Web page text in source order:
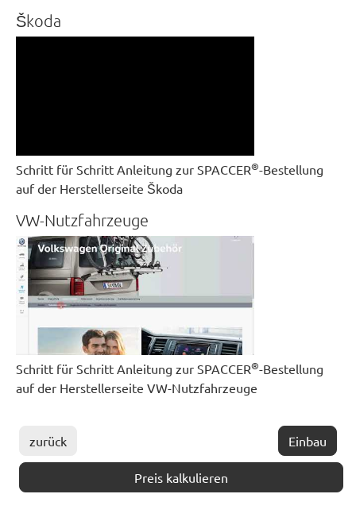
Škoda
Schritt für Schritt Anleitung zur SPACCER®-Bestellung
auf der Herstellerseite Škoda
VW-Nutzfahrzeuge
Schritt für Schritt Anleitung zur SPACCER®-Bestellung
auf der Herstellerseite VW-Nutzfahrzeuge
zurück Einbau
Preis kalkulieren